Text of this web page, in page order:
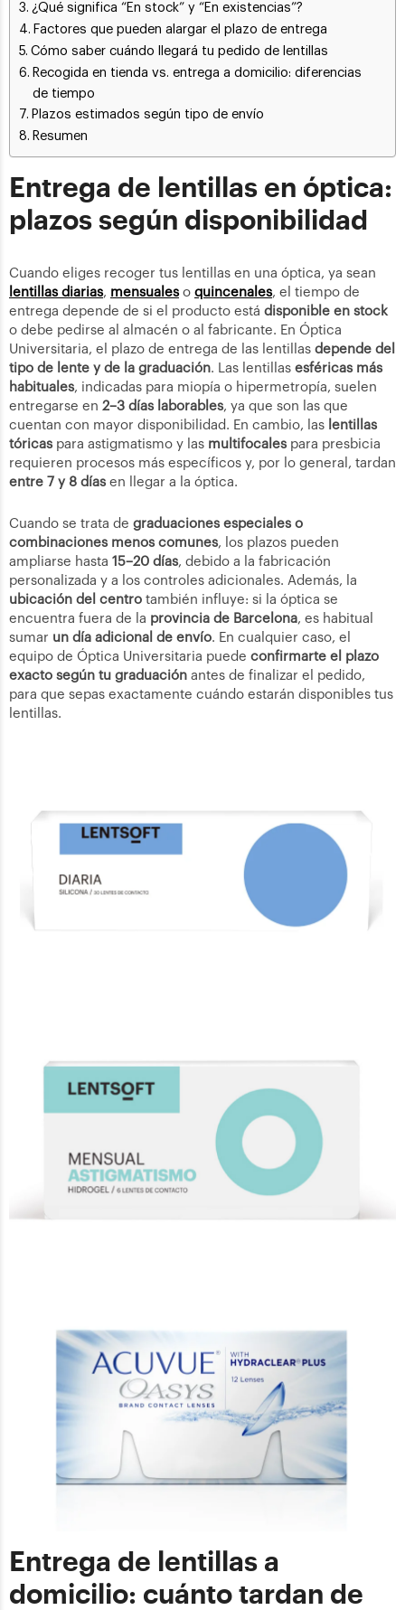
¿Qué significa “En stock” y “En existencias”?
Factores que pueden alargar el plazo de entrega
Cómo saber cuándo llegará tu pedido de lentillas
Recogida en tienda vs. entrega a domicilio: diferencias
de tiempo
Plazos estimados según tipo de envío
Resumen
Entrega de lentillas en óptica:
plazos según disponibilidad
Cuando eliges recoger tus lentillas en una óptica, ya sean
lentillas diarias, mensualeso quincenales, el tiempo de
entrega depende de si el producto está disponible en stock
o debe pedirse al almacén o al fabricante. En Óptica
Universitaria, el plazo de entrega de las lentillas depende del
tipo de lente y de la graduación. Las lentillas esféricas más
habituales, indicadas para miopía o hipermetropía, suelen
entregarse en 2–3 días laborables, ya que son las que
cuentan con mayor disponibilidad. En cambio, las lentillas
tóricaspara astigmatismo y las multifocalespara presbicia
requieren procesos más específicos y, por lo general, tardan
entre 7 y 8 díasen llegar a la óptica.
Cuando se trata de graduaciones especiales o
combinaciones menos comunes, los plazos pueden
ampliarse hasta 15–20 días, debido a la fabricación
personalizada y a los controles adicionales. Además, la
ubicación del centro también influye: si la óptica se
encuentra fuera de la provincia de Barcelona, es habitual
sumar un día adicional de envío. En cualquier caso, el
equipo de Óptica Universitaria puede confirmarte el plazo
exacto según tu graduación antes de finalizar el pedido,
para que sepas exactamente cuándo estarán disponibles tus
lentillas.
Entrega de lentillas a
domicilio: cuánto tardan de